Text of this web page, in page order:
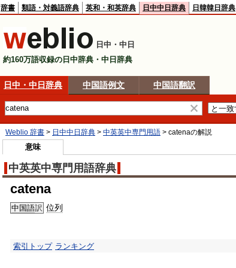
辞書 類語・対義語辞典 英和・和英辞典 日中中日辞典 日韓韓日辞典
日中・中日
約160万語収録の日中辞典・中日辞典
日中・中日辞典 中国語例文 中国語翻訳
Weblio 辞書 > 日中中日辞典 > 中英英中専門用語 > catenaの解説
意味
中英英中専門用語辞典
catena
中国語訳 位列
索引トップ ランキング